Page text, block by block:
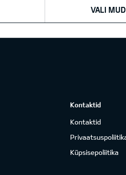
VALI
Kontaktid
Kontaktid
Küpsisepoliitika